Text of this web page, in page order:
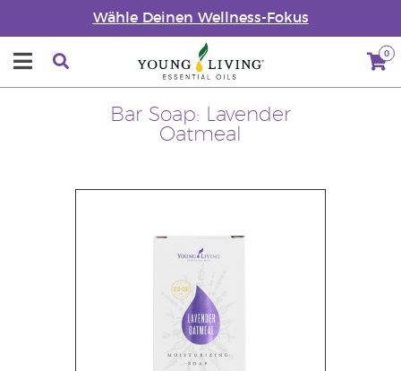
Wähle Deinen Wellness-Fokus
0
Bar Soap: Lavender
Oatmeal